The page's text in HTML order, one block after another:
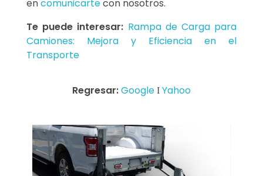
encomunicartecon nosotros.
Te puede interesar: Rampa de Carga para
Camiones: Mejora y Eficiencia en el
Transporte
Regresar:GoogleΙYahoo